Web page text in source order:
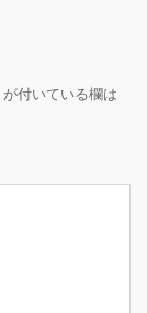
が付いている欄は